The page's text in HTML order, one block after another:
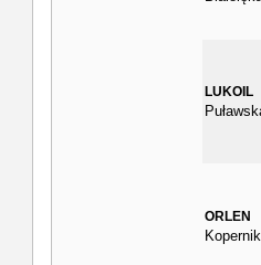
LUKOIL
ORLEN